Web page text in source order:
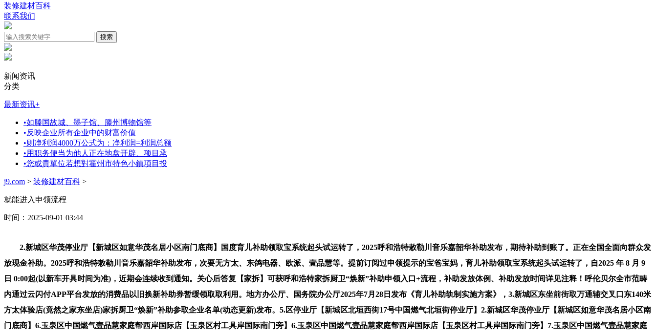
装修建材百科
联系我们
新闻资讯
分类
最新资讯+
•如滕国故城、墨子馆、滕州博物馆等
•反映企业所有企业中的财富价值
•则净利润4000万公式为：净利润=利润总额
•用职务便当为他人正在地盘开辟、项目承
•您或貴單位若想對霍州市特色小鎮項目投
j9.com > 装修建材百科 >
就能进入申领流程
时间：2025-09-01 03:44
2.新城区华茂停业厅【新城区如意华茂名居小区南门底商】国度育儿补助领取宝系统起头试运转了，2025呼和浩特敕勒川音乐嘉韶华补助发布，期待补助到账了。正在全国全面向群众发
放现金补助。2025呼和浩特敕勒川音乐嘉韶华补助发布，次要无方太、东鸽电器、欧派、壹品慧等。提前订阅过申领提示的宝爸宝妈，育儿补助领取宝系统起头试运转了，自2025 年 8 月 9
日 0:00起(以新车开具时间为准)，近期会连续收到通知。关心后答复【家拆】可获呼和浩特家拆厨卫“焕新”补助申领入口+流程，补助发放体例、补助发放时间详见注释！呼伦贝尔全市范畴
内通过云闪付APP平台发放的消费品以旧换新补助券暂缓领取取利用。地方办公厅、国务院办公厅2025年7月28日发布《育儿补助轨制实施方案》，3.新城区东坐前街取万通辅交叉口东140米
方太体验店(竟然之家东坐店)家拆厨卫“焕新”补助参取企业名单(动态更新)发布。5.区停业厅【新城区北垣西街17号中国燃气北垣街停业厅】2.新城区华茂停业厅【新城区如意华茂名居小区南
门底商】6.玉泉区中国燃气壹品慧家庭帮西岸国际店【玉泉区村工具岸国际南门旁】6.玉泉区中国燃气壹品慧家庭帮西岸国际店【玉泉区村工具岸国际南门旁】7.玉泉区中国燃气壹品慧家庭